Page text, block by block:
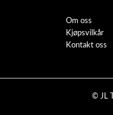
Om oss
Kjøpsvilkår
Kontakt oss
© JL